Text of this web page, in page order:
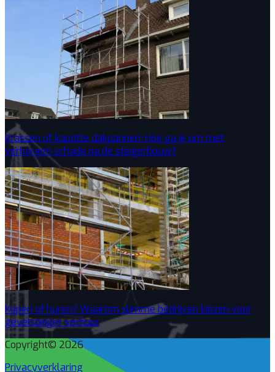
Krassen of kapotte dakpannen: Hoe ga je om met
verborgen schade na de steigerbouw?
Kopen of huren? Waarom slimme bedrijven kiezen voor
gevelsteiger verhuur
Copyright© 2026
Privacyverklaring